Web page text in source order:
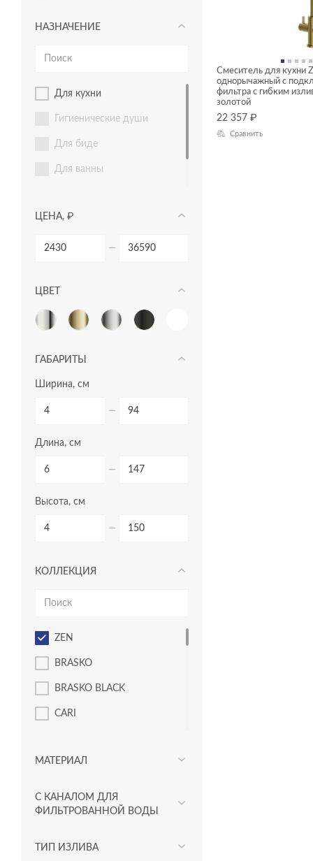
НАЗНАЧЕНИЕ
для кухни
гигиенические души
для биде
для ванны
для раковины
ЦЕНА, ₽
—
ЦВЕТ
ГАБАРИТЫ
Ширина, см
—
Длина, см
—
Высота, см
—
КОЛЛЕКЦИЯ
ZEN
BRASKO
BRASKO BLACK
CARI
CITY
CREA
МАТЕРИАЛ
С КАНАЛОМ ДЛЯ
ФИЛЬТРОВАННОЙ ВОДЫ
ТИП ИЗЛИВА
Смеситель для кухни
однорычажный с
фильтра с гибким
золотой
22 357 ₽
Сравнить